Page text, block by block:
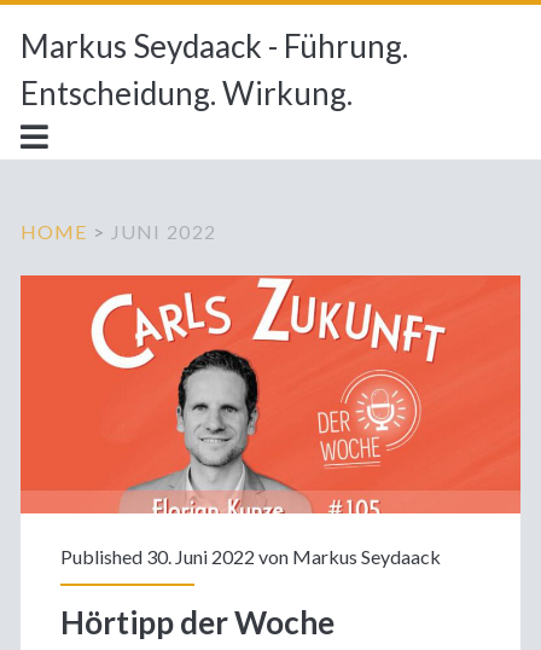
Markus Seydaack - Führung.
Entscheidung. Wirkung.
HOME > JUNI 2022
Monat:
<span>Juni
2022</span>
Published 30. Juni 2022 von Markus Seydaack
Hörtipp der Woche